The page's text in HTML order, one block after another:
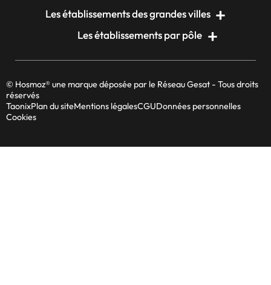
Les établissements des grandes villes
Les établissements par pôle
© Hosmoz® une marque déposée par le Réseau Gesat - Tous droits
réservés
TaonixPlan du siteMentions légalesCGUDonnées personnelles
Cookies